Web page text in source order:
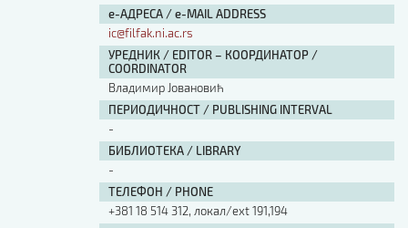
е-АДРЕСА / e-MAIL ADDRESS
ic@filfak.ni.ac.rs
УРЕДНИК / EDITOR – КООРДИНАТОР /
COORDINATOR
Владимир Јовановић
ПЕРИОДИЧНОСТ / PUBLISHING INTERVAL
-
БИБЛИОТЕКА / LIBRARY
-
ТЕЛЕФОН / PHONE
+381 18 514 312, локал/ext 191,194